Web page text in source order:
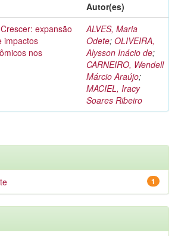
Autor(es)
expansão
impactos
nos
ALVES, Maria
Odete; OLIVEIRA,
Alysson Inácio de;
CARNEIRO, Wendell
Márcio Araújo;
MACIEL, Iracy
Soares Ribeiro
1